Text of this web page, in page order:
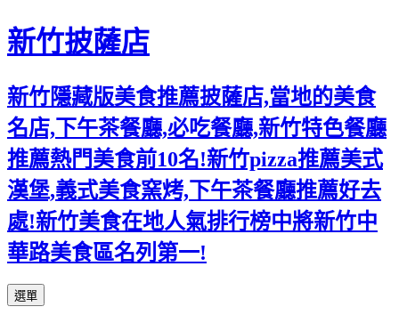
新竹披薩店
新竹隱藏版美食推薦披薩店,當地的美食
名店,下午茶餐廳,必吃餐廳,新竹特色餐廳
推薦熱門美食前10名!新竹pizza推薦美式
漢堡,義式美食窯烤,下午茶餐廳推薦好去
處!新竹美食在地人氣排行榜中將新竹中
華路美食區名列第一!
選單